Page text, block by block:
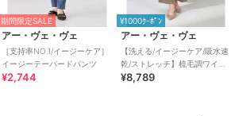
期間限定SALE
アー・ヴェ・ヴェ
［支持率NO.1/イージーケア］
イージーテーパードパンツ
¥2,744
¥1000ｸｰﾎﾟﾝ
アー・ヴェ・ヴェ
【洗える/イージーケア/吸水速
乾/ストレッチ】梳毛調ワイド
パンツ
¥8,789